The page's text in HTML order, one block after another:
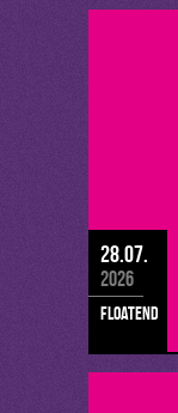
28.07.
2026
floatend